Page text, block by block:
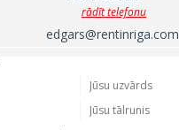
rādīt telefonu
edgars@rentinriga.com